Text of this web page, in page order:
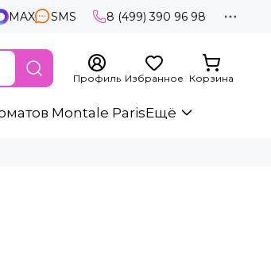
MAX SMS 8 (499) 390 96 98
Профиль Избранное Корзина
Montale ParisЕщё